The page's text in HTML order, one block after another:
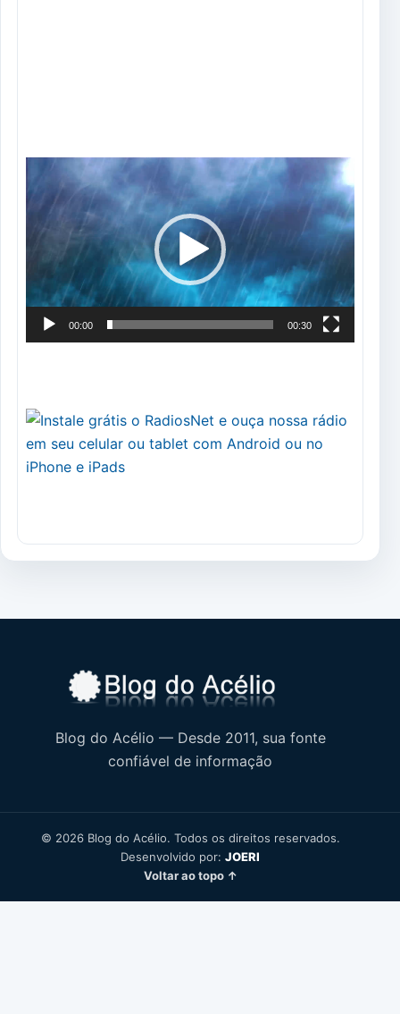
de
vídeo
00:00 00:30
Blog do Acélio — Desde 2011, sua fonte
confiável de informação
© 2026 Blog do Acélio. Todos os direitos reservados.
Desenvolvido por: JOERI
Voltar ao topo ↑